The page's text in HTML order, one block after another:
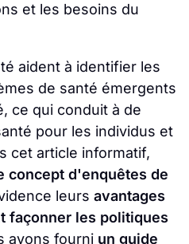
et les besoins du
aident à identifier les
de santé émergents
ce qui conduit à de
pour les individus et
cet article informatif,
concept d'enquêtes de
leurs avantages
façonner les politiques
avons fourni un guide